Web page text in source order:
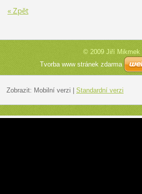
« Zpět
© 2009 Jiří Mikmek
Tvorba www stránek zdarma
Zobrazit: Mobilní verzi Standardní verzi